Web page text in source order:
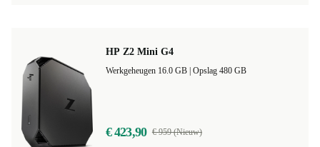
HP Z2 Mini G4
Opslag 480 GB
€ 423,90 € 959 (Nieuw)